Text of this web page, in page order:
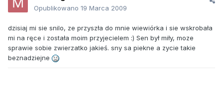
Opublikowano 19 Marca 2009
dzisiaj mi sie snilo, ze przyszła do mnie wiewiórka i sie wskrobała
mi na ręce i została moim przyjecielem :) Sen był miły, moze
sprawie sobie zwierzatko jakieś. sny sa piekne a zycie takie
beznadziejne